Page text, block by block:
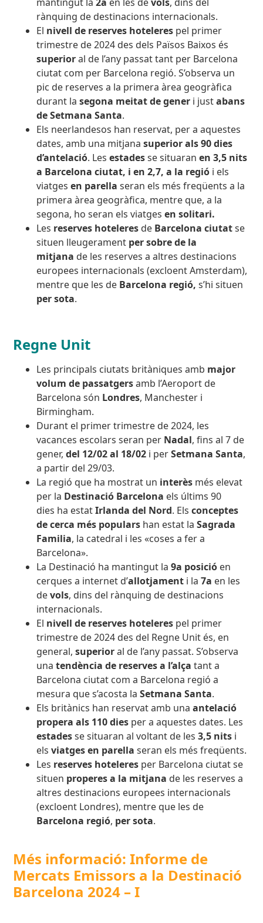
rànquing de destinacions internacionals.
El nivell de reserves hoteleres pel primer
trimestre de 2024 des dels Països Baixos és
superioral de l’any passat tant per Barcelona
ciutat com per Barcelona regió. S’observa un
pic de reserves a la primera àrea geogràfica
durant la segona meitat de gener i justabans
deSetmana Santa.
Els neerlandesos han reservat, per a aquestes
dates, amb una mitjana superior als 90 dies
d’antelació. Lesestadesse situaranen 3,5 nits
a Barcelona ciutat, i en 2,7, a la regió i els
viatgesen parellaseran els més freqüents a la
primera àrea geogràfica, mentre que, a la
segona, ho seran els viatges en solitari.
Les reserves hoteleres de Barcelona ciutatse
situen lleugerament per sobre de la
mitjana de les reserves a altres destinacions
europees internacionals (excloent Amsterdam),
mentre que les de Barcelona regió, s’hi situen
per sota.
Regne Unit
Les principals ciutats britàniques amb major
volum de passatgersamb l’Aeroport de
Barcelona són Londres, Manchester i
Birmingham.
Durant el primer trimestre de 2024, les
vacances escolars seran per Nadal, fins al 7 de
gener,del 12/02 al 18/02 i perSetmana Santa,
a partir del 29/03.
La regió que ha mostrat un interès més elevat
per la Destinació Barcelona els últims 90
dies ha estatIrlanda del Nord. Elsconceptes
de cerca més populars han estat la Sagrada
Familia, la catedral i les «coses a fer a
Barcelona».
La Destinació ha mantingut la9a posició en
cerques a internet d’allotjament i la7a en les
devols, dins del rànquing de destinacions
internacionals.
El nivell de reserves hoteleres pel primer
trimestre de 2024 des del Regne Unit és, en
general,superioral de l’any passat. S’observa
unatendència de reserves a l’alça tant a
Barcelona ciutat com a Barcelona regió a
mesura que s’acosta laSetmana Santa.
Els britànics han reservat amb unaantelació
propera als 110 dies per a aquestes dates. Les
estadesse situaran al voltant de les 3,5 nits i
els viatges en parellaseran els més freqüents.
Les reserves hoteleres per Barcelona ciutat se
situen properes a la mitjana de les reserves a
altres destinacions europees internacionals
(excloent Londres), mentre que les de
Barcelona regió, per sota.
Més informació: Informe de
Mercats Emissors a la Destinació
Barcelona 2024 – I